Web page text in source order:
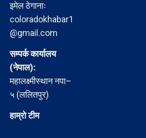
इमेल ठेगानाः
coloradokhabar1
@gmail.com
सम्पर्क कार्यालय
(नेपाल):
महालक्ष्मीस्थान नपा–
५ (ललितपुर)
हाम्रो टीम